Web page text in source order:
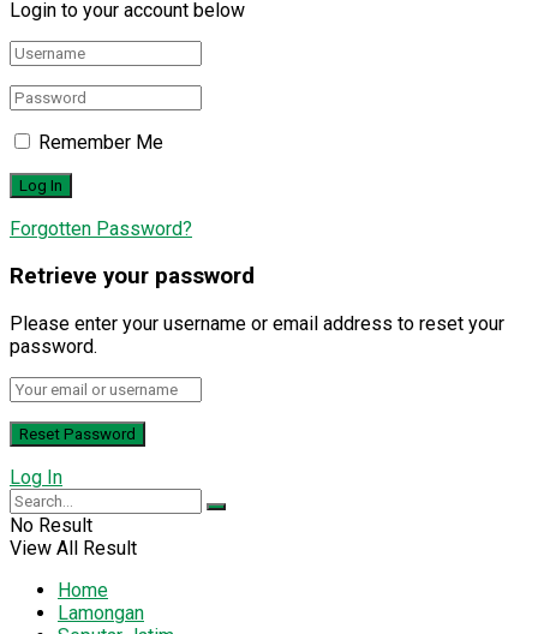
Login to your account below
Remember Me
Forgotten Password?
Retrieve your password
Please enter your username or email address to reset your
password.
Log In
No Result
View All Result
Home
Lamongan